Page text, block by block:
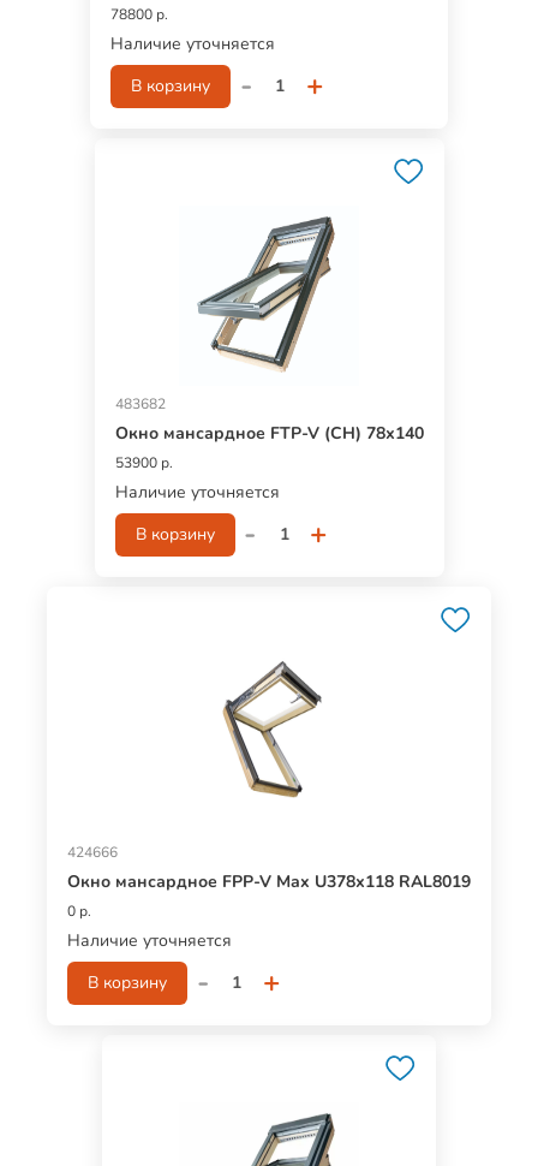
78800 р.
Наличие уточняется
В корзину
- +
483682
Окно мансардное FTP-V (CH) 78х140
53900 р.
Наличие уточняется
В корзину
- +
424666
Окно мансардное FPP-V Max U378х118 RAL8019
0 р.
Наличие уточняется
В корзину
- +